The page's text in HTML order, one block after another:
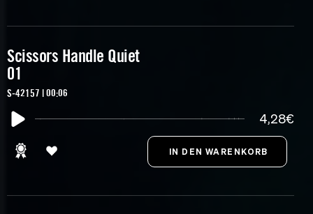
Scissors Handle Quiet
01
S-42157 | 00:06
4,28€